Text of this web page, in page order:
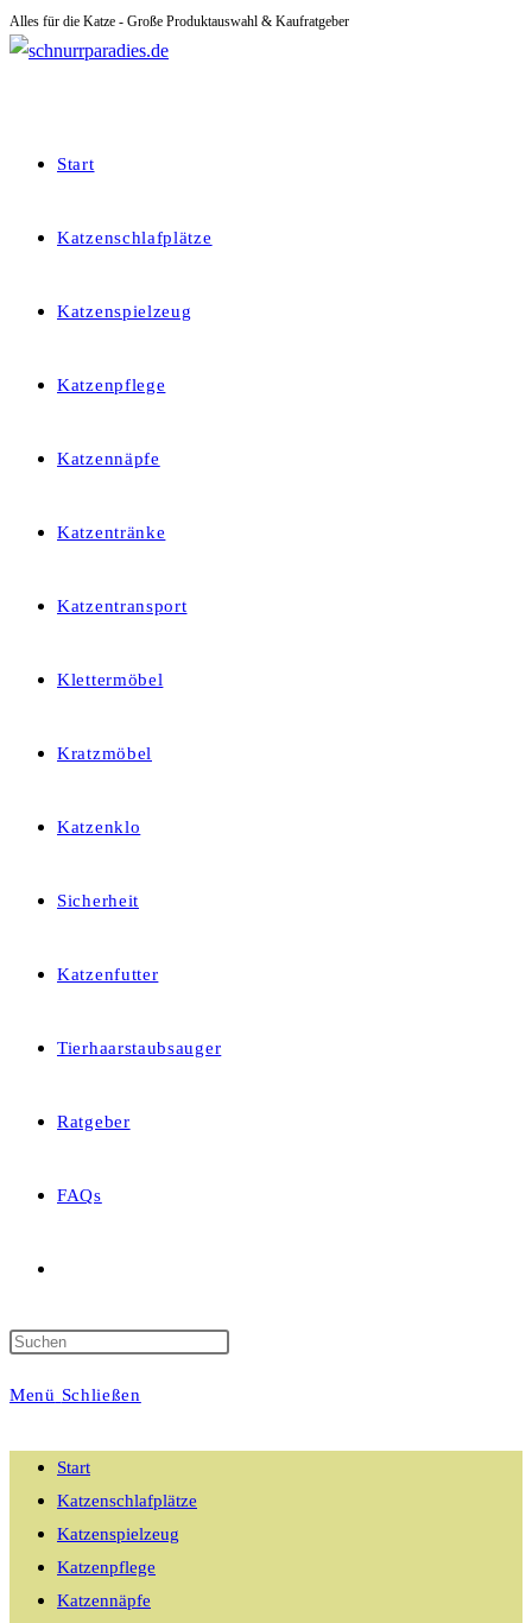
Zum
Inhalt
Alles für die Katze - Große Produktauswahl & Kaufratgeber
Start
Katzenschlafplätze
Katzenspielzeug
Katzenpflege
Katzennäpfe
Katzentränke
Katzentransport
Klettermöbel
Kratzmöbel
Katzenklo
Sicherheit
Katzenfutter
Tierhaarstaubsauger
Ratgeber
FAQs
Suche
Menü Schließen
Start
Katzenschlafplätze
Katzenspielzeug
Katzenpflege
Katzennäpfe